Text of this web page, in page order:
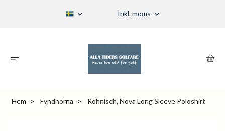
Inkl. moms
Hem Fyndhörna Röhnisch, Nova Long Sleeve Poloshirt